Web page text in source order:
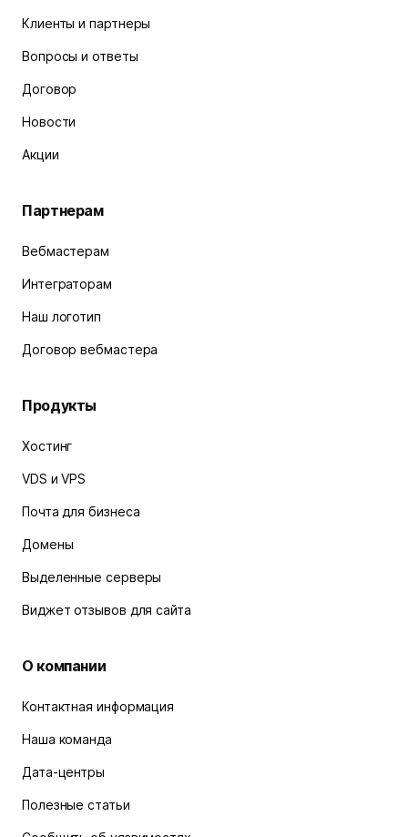
Клиенты и партнеры
Вопросы и ответы
Договор
Новости
Акции
Партнерам
Вебмастерам
Интеграторам
Наш логотип
Договор вебмастера
Продукты
Хостинг
VDS и VPS
Почта для бизнеса
Домены
Выделенные серверы
Виджет отзывов для сайта
О компании
Контактная информация
Наша команда
Дата-центры
Полезные статьи